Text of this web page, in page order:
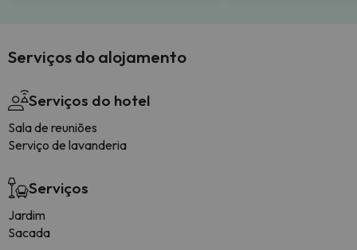
Serviços do alojamento
Serviços do hotel
Sala de reuniões
Serviço de lavanderia
Serviços
Jardim
Sacada